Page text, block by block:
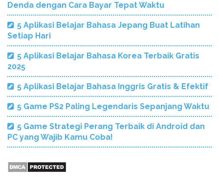
Denda dengan Cara Bayar Tepat Waktu
5 Aplikasi Belajar Bahasa Jepang Buat Latihan
Setiap Hari
5 Aplikasi Belajar Bahasa Korea Terbaik Gratis
2025
5 Aplikasi Belajar Bahasa Inggris Gratis & Efektif
5 Game PS2 Paling Legendaris Sepanjang Waktu
5 Game Strategi Perang Terbaik di Android dan
PC yang Wajib Kamu Coba!